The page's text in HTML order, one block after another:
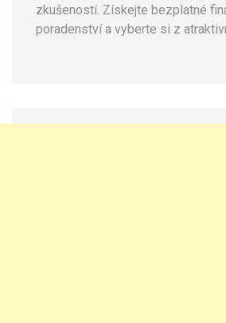
zkušeností. Získejte bezplatné
poradenství a vyberte si z